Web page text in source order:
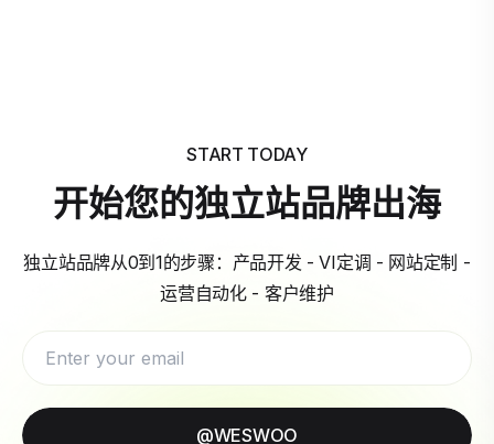
START TODAY
开始您的独立站品牌出海
独立站品牌从0到1的步骤：产品开发 - VI定调 - 网站定制 -
运营自动化 - 客户维护
@WESWOO